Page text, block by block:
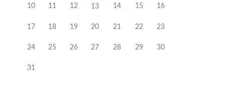
10 11 12 13 14 15 16
17 18 19 20 21 22 23
24 25 26 27 28 29 30
31